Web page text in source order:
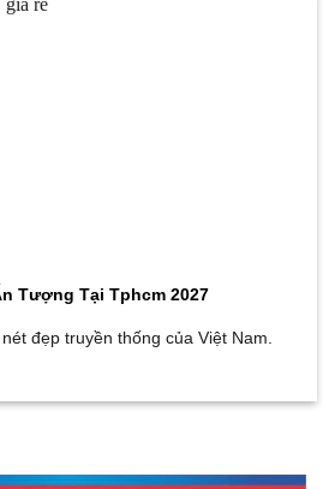
Tượng Tại Tphcm 2027
đẹp truyền thống của Việt Nam.